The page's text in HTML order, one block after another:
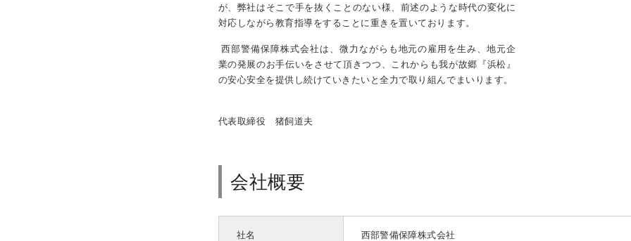
が、弊社はそこで手を抜くことのない様、前述のような時代の変化に
対応しながら教育指導をすることに重きを置いております。
西部警備保障株式会社は、微力ながらも地元の雇用を生み、地元企
業の発展のお手伝いをさせて頂きつつ、これからも我が故郷『浜松』
の安心安全を提供し続けていきたいと全力で取り組んでまいります。
代表取締役 猪飼道夫
会社概要
社名 西部警備保障株式会社